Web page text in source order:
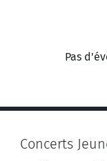
Pas
Concerts